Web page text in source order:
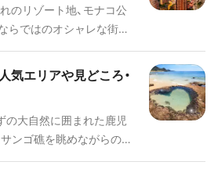
憧れている人も多いので
ージではフィンランド旅
すめのツアーやホテル、そ
情報や定番観光スポット
のリゾート地、モナコ公
らではのオシャレな街並
ぶマリーナ、モナコF1グ
際色豊かなイベントの
と呼ぶに相応しい見どこ
ではモナコ旅行に必要な
やホテル、その他に知っ
観光スポットなどを、モ
気エリアや見どころ・
の大自然に囲まれた鹿児
ンゴ礁を眺めながらのマ